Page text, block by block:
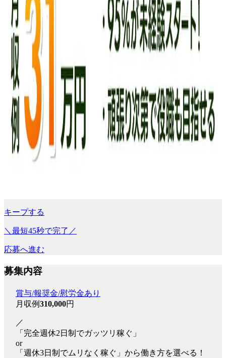
キープする
＼最短45秒で完了／
応募へ進む
募集内容
賞与/報奨金/慰労金あり
月収例310,000円
／
「完全週休2日制でガッツリ稼ぐ」
or
「週休3日制でムリなく稼ぐ」から働き方を選べる！